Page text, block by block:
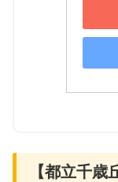
【都立千歳